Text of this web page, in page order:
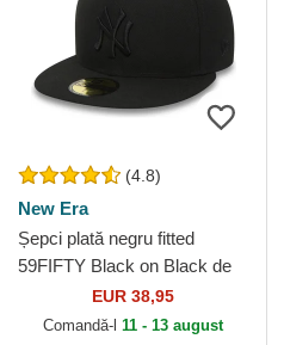
(4.8)
New Era
Șepci plată negru fitted
59FIFTY Black on Black de
New York Yankees MLB de
New Era
EUR 38,95
Comandă-l 11 - 13 august